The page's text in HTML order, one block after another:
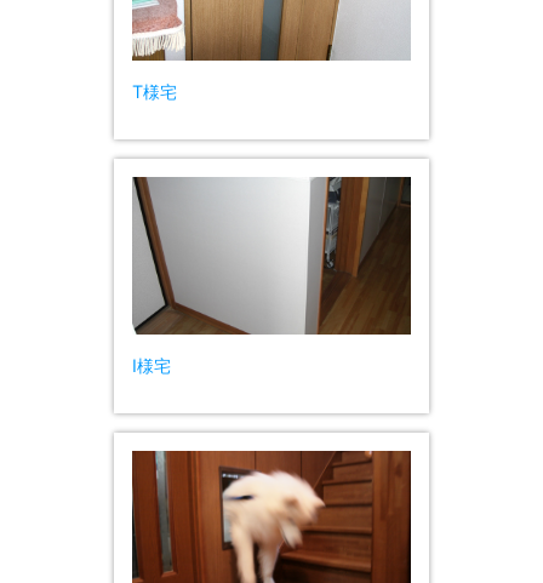
T様宅
I様宅